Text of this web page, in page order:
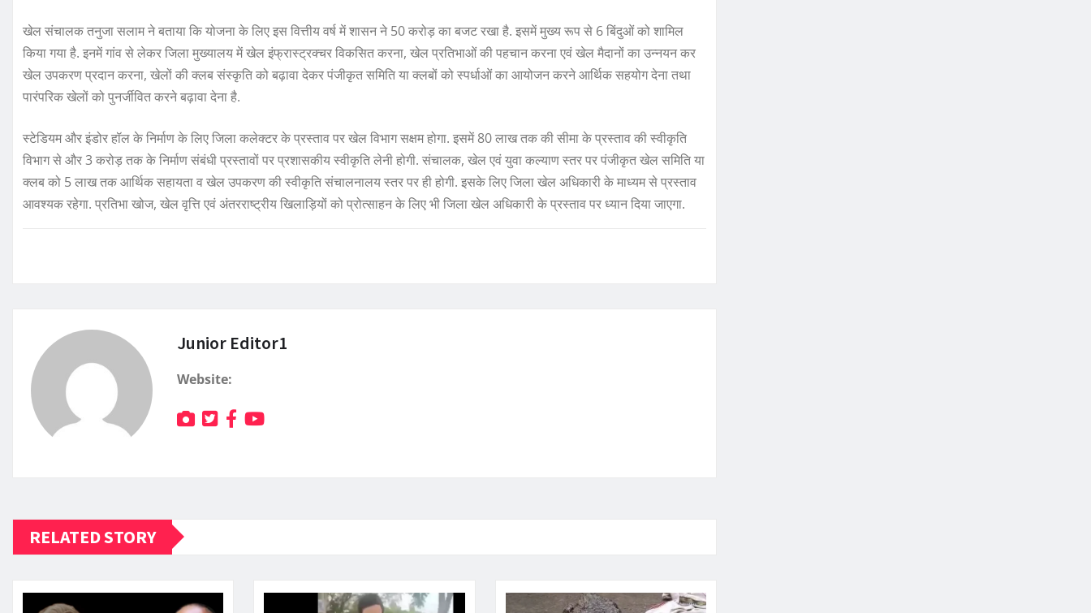
खेल संचालक तनुजा सलाम ने बताया कि योजना के लिए इस वित्तीय वर्ष में शासन ने 50 करोड़ का बजट रखा है. इसमें मुख्य रूप से 6 बिंदुओं को शामिल
किया गया है. इनमें गांव से लेकर जिला मुख्यालय में खेल इंफ्रास्ट्रक्चर विकसित करना, खेल प्रतिभाओं की पहचान करना एवं खेल मैदानों का उन्नयन कर
खेल उपकरण प्रदान करना, खेलों की क्लब संस्कृति को बढ़ावा देकर पंजीकृत समिति या क्लबों को स्पर्धाओं का आयोजन करने आर्थिक सहयोग देना तथा
पारंपरिक खेलों को पुनर्जीवित करने बढ़ावा देना है.
स्टेडियम और इंडोर हॉल के निर्माण के लिए जिला कलेक्टर के प्रस्ताव पर खेल विभाग सक्षम होगा. इसमें 80 लाख तक की सीमा के प्रस्ताव की स्वीकृति
विभाग से और 3 करोड़ तक के निर्माण संबंधी प्रस्तावों पर प्रशासकीय स्वीकृति लेनी होगी. संचालक, खेल एवं युवा कल्याण स्तर पर पंजीकृत खेल समिति या
क्लब को 5 लाख तक आर्थिक सहायता व खेल उपकरण की स्वीकृति संचालनालय स्तर पर ही होगी. इसके लिए जिला खेल अधिकारी के माध्यम से प्रस्ताव
आवश्यक रहेगा. प्रतिभा खोज, खेल वृत्ति एवं अंतरराष्ट्रीय खिलाड़ियों को प्रोत्साहन के लिए भी जिला खेल अधिकारी के प्रस्ताव पर ध्यान दिया जाएगा.
Junior Editor1
Website:
RELATED STORY